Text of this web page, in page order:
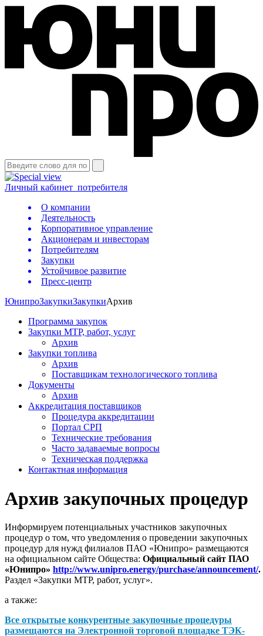
Личный кабинет потребителя
О компании
Деятельность
Корпоративное управление
Акционерам и инвесторам
Потребителям
Закупки
Устойчивое развитие
Пресс-центр
ЮнипроЗакупкиЗакупкиАрхив
Программа закупок
Закупки МТР, работ, услуг
Архив
Закупки топлива
Архив
Поставщикам технологического топлива
Документы
Архив
Аккредитация поставщиков
Процедура аккредитации
Портал СРП
Технические требования
Часто задаваемые вопросы
Техническая поддержка
Контактная информация
Архив закупочных процедур
Информируем потенциальных участников закупочных
процедур о том, что уведомления о проведении закупочных
процедур для нужд филиалов ПАО «Юнипро» размещаются
на официальном сайте Общества: Официальный сайт ПАО
«Юнипро» http://www.unipro.energy/purchase/announcement/.
Раздел «Закупки МТР, работ, услуг».
а также:
Все открытые конкурентные закупочные процедуры
размещаются на Электронной торговой площадке ТЭК-